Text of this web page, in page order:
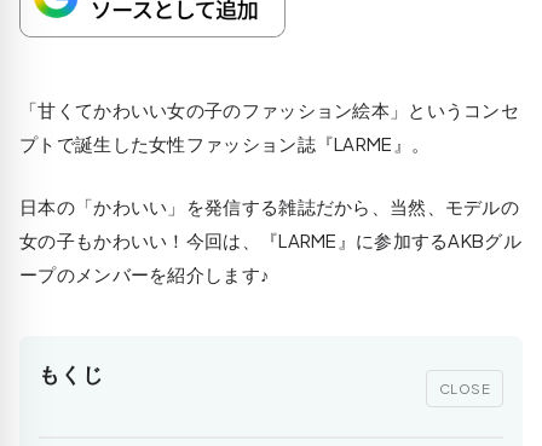
「甘くてかわいい女の子のファッション絵本」というコンセ
プトで誕生した女性ファッション誌『LARME』。
日本の「かわいい」を発信する雑誌だから、当然、モデルの
女の子もかわいい！今回は、『LARME』に参加するAKBグル
ープのメンバーを紹介します♪
もくじ
CLOSE